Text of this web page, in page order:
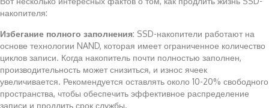
накопителя:
Избегание полного заполнения: SSD-накопители работают на
основе технологии NAND, которая имеет ограниченное количество
циклов записи. Когда накопитель почти полностью заполнен,
производительность может снизиться, и износ ячеек
увеличивается. Рекомендуется оставлять около 10-20% свободного
пространства, чтобы обеспечить эффективное распределение
записи и продлить срок службы.